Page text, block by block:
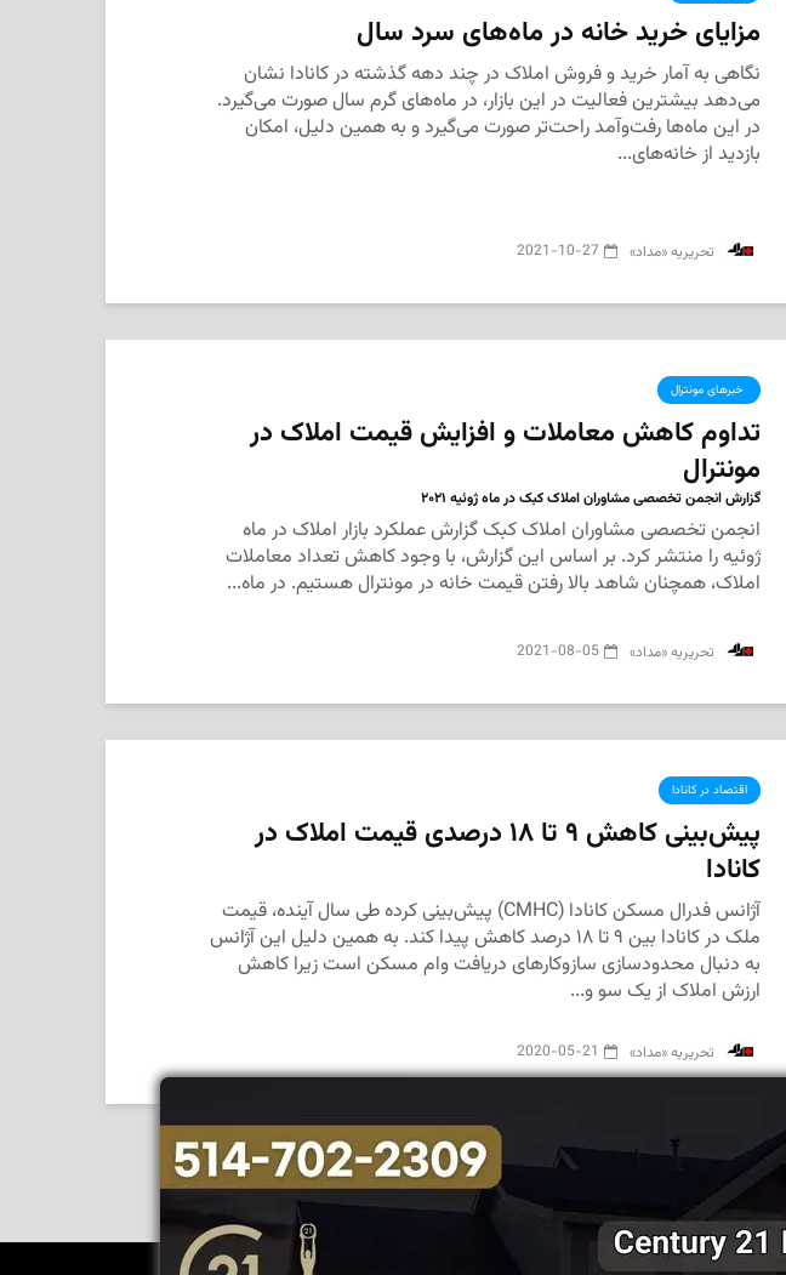
مزایای خرید خانه در ماه‌های سرد سال
نگاهی به آمار خرید و فروش املاک در چند دهه گذشته در کانادا نشان
می‌دهد بیشترین فعالیت در این بازار، در ماه‌های گرم سال صورت می‌گیرد.
در این ماه‌ها رفت‌وآمد راحت‌تر صورت می‌گیرد و به همین دلیل، امکان
بازدید از خانه‌های...
‌ تحریریه «مداد» 2021-10-27
‌ خبرهای مونترال
تداوم کاهش معاملات و افزایش قیمت املاک در
مونترال
گزارش انجمن تخصصی مشاوران املاک کبک در ماه ژوئیه ۲۰۲۱
انجمن تخصصی مشاوران املاک کبک گزارش عملکرد بازار املاک در ماه
ژوئیه را منتشر کرد. بر اساس این گزارش، با وجود کاهش تعداد معاملات
املاک، همچنان شاهد بالا رفتن قیمت خانه در مونترال هستیم. در ماه...
‌ تحریریه «مداد» 2021-08-05
اقتصاد در کانادا
پیش‌بینی کاهش ۹ تا ۱۸ درصدی قیمت املاک در
کانادا
آژانس فدرال مسکن کانادا (CMHC) پیش‌بینی کرده طی سال آینده، قیمت
ملک در کانادا بین ۹ تا ۱۸ درصد کاهش پیدا کند. به همین دلیل این آژانس
به دنبال محدودسازی سازوکارهای دریافت وام مسکن است زیرا کاهش
ارزش املاک از یک سو و...
‌ تحریریه «مداد» 2020-05-21
مونترال